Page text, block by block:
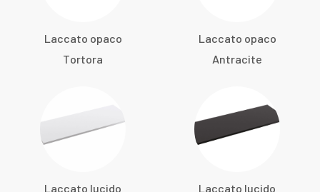
Laccato opaco
Tortora
Laccato opaco
Antracite
Laccato lucido
Laccato lucido